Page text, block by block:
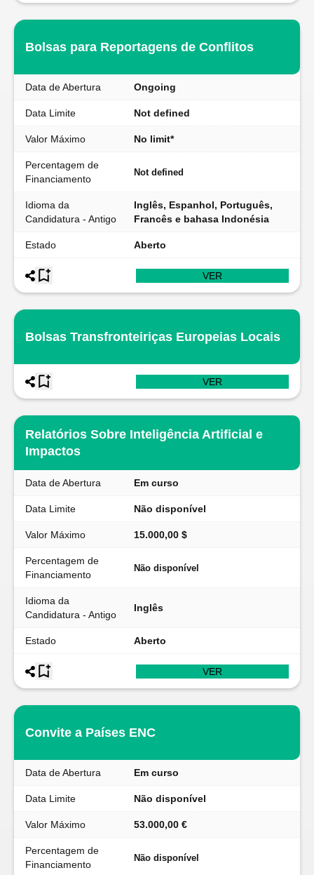
Bolsas para Reportagens de Conflitos
Data de Abertura Ongoing
Data Limite Not defined
Valor Máximo No limit*
Percentagem de
Financiamento
Not defined
Idioma da
Candidatura - Antigo
Inglês, Espanhol, Português,
Francês e bahasa Indonésia
Estado Aberto
VER
Bolsas Transfronteiriças Europeias Locais
VER
Relatórios Sobre Inteligência Artificial e
Impactos
Data de Abertura Em curso
Data Limite Não disponível
Valor Máximo 15.000,00 $
Percentagem de
Financiamento
Não disponível
Idioma da
Candidatura - Antigo
Inglês
Estado Aberto
VER
Convite a Países ENC
Data de Abertura Em curso
Data Limite Não disponível
Valor Máximo 53.000,00 €
Percentagem de
Financiamento
Não disponível